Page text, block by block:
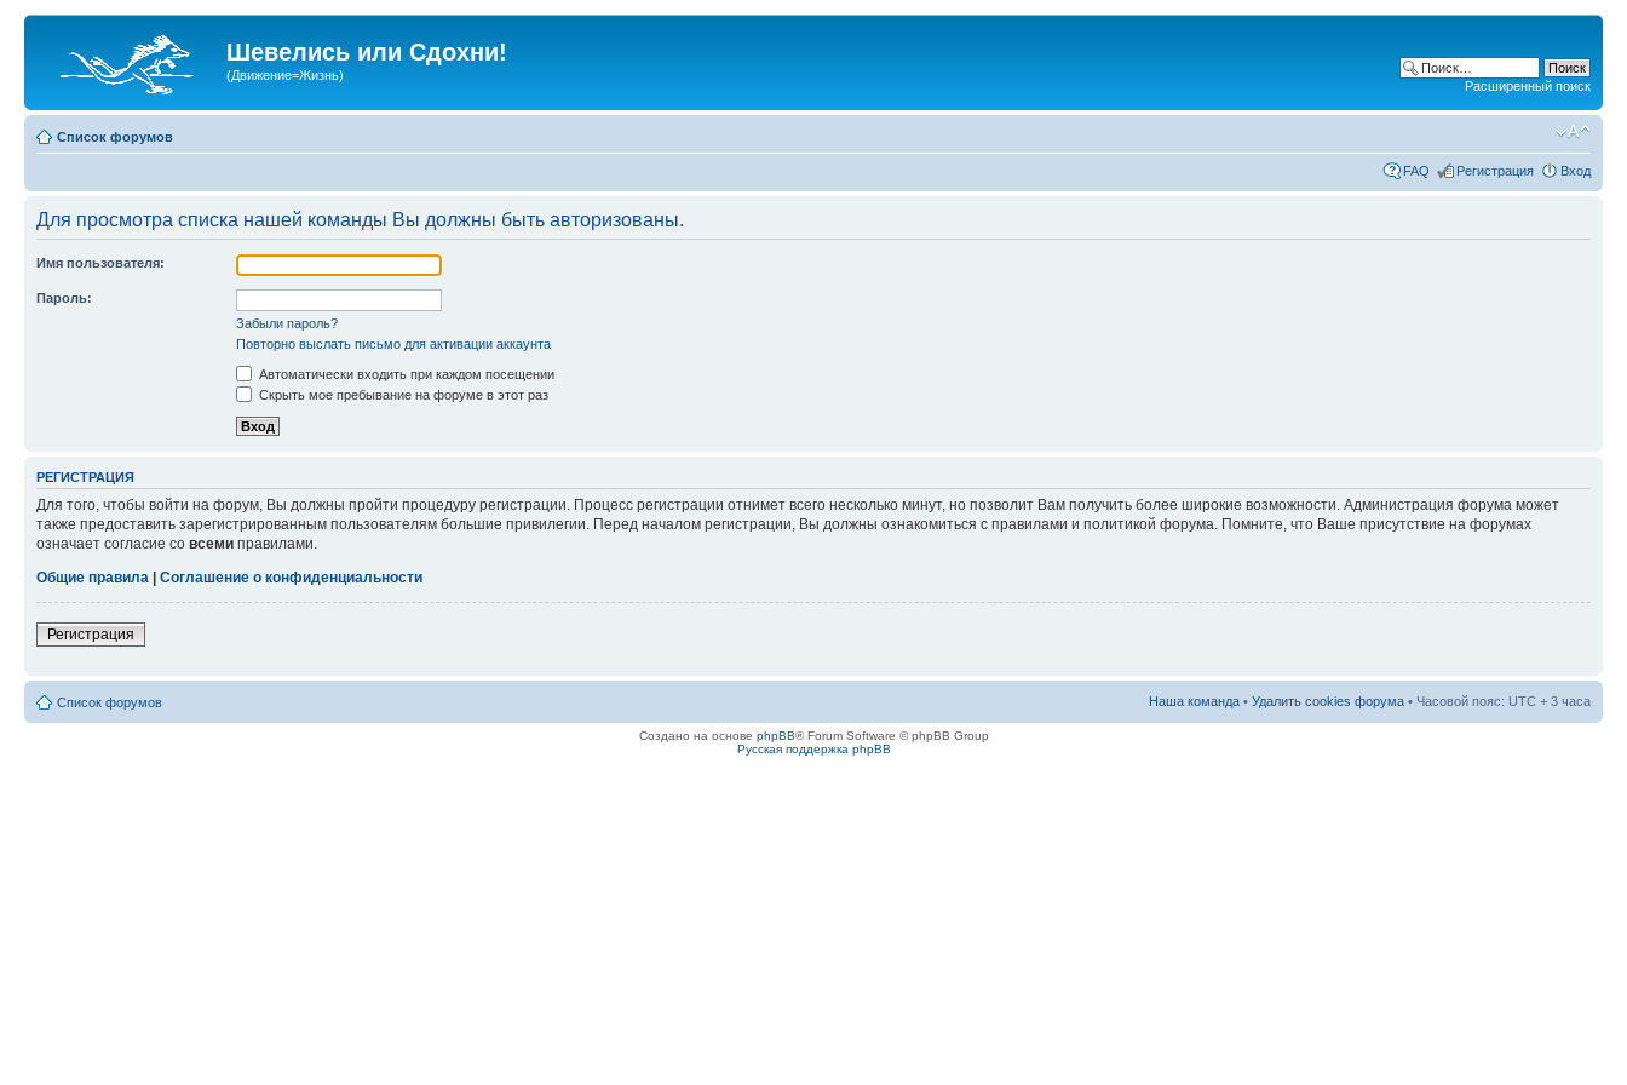
Шевелись или Сдохни!
(Движение=Жизнь)
Расширенный поиск
Список форумов
FAQ Регистрация Вход
Для просмотра списка нашей команды Вы должны быть авторизованы.
Имя пользователя:
Пароль:
Забыли пароль?
Повторно выслать письмо для активации аккаунта
Автоматически входить при каждом посещении
Скрыть мое пребывание на форуме в этот раз
РЕГИСТРАЦИЯ
Для того, чтобы войти на форум, Вы должны пройти процедуру регистрации. Процесс регистрации отнимет всего несколько минут, но позволит Вам получить более широкие возможности. Администрация форума может
также предоставить зарегистрированным пользователям большие привилегии. Перед началом регистрации, Вы должны ознакомиться с правилами и политикой форума. Помните, что Ваше присутствие на форумах
означает согласие со всеми правилами.
Общие правила
Соглашение о конфиденциальности
Регистрация
Список форумов Наша команда • Удалить cookies форума • Часовой пояс: UTC + 3 часа
Создано на основе phpBB® Forum Software © phpBB Group
Русская поддержка phpBB